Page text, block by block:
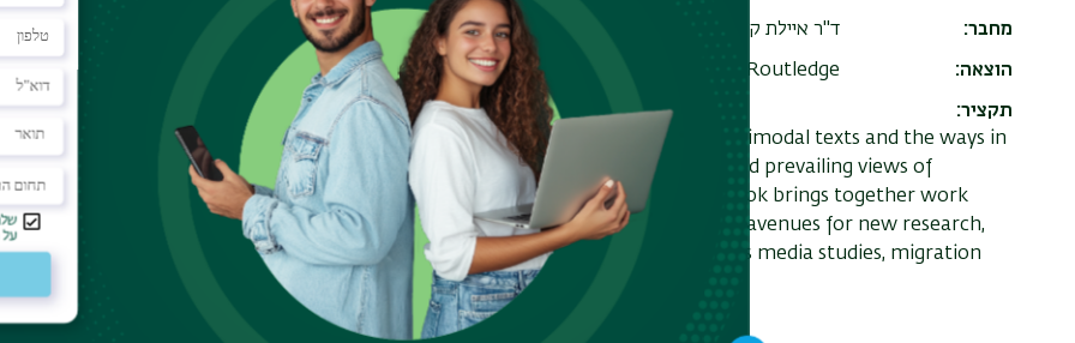
מחבר ד"ר איילת קוהן ופרופ' רחל ויסברוד
הוצאה Routledge
תקציר
This book explores the interplay between various semiotic modes in multimodal texts and the ways in
which they are employed to express cultural translation, seeking to expand prevailing views of
translation and adaptation in light of everchanging social realities. The book brings together work
from translation and adaptation studies and multimodality and opens up avenues for new research,
making it of interest to scholars in these disciplines as well as fields such as media studies, migration
studies and cultural studies.